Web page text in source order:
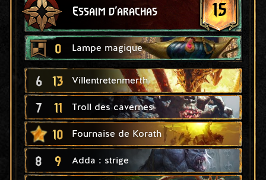
Essaim d'arachas 15
0 Lampe magique
6 13 Villentretenmerth
7 11 Troll des cavernes
10 Fournaise de Korath
8 9 Adda : strige